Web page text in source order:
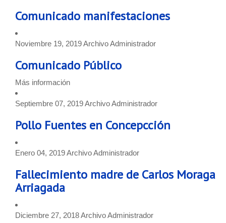
Comunicado manifestaciones
Noviembre 19, 2019ArchivoAdministrador
Comunicado Público
Más información
Septiembre 07, 2019ArchivoAdministrador
Pollo Fuentes en Concepcción
Enero 04, 2019ArchivoAdministrador
Fallecimiento madre de Carlos Moraga
Arriagada
Diciembre 27, 2018ArchivoAdministrador